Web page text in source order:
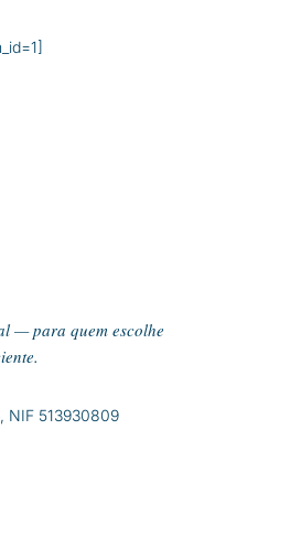
— para quem escolhe
NIF 513930809